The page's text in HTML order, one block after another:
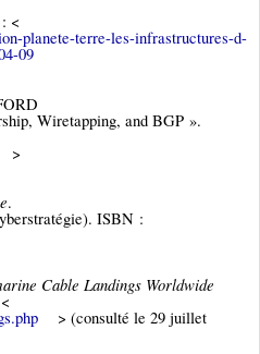
<
planete-terre-les-infrastructures-d-
09
Wiretapping, and BGP ».
>
.
ISBN :
Cable Landings Worldwide
> (consulté le 29 juillet